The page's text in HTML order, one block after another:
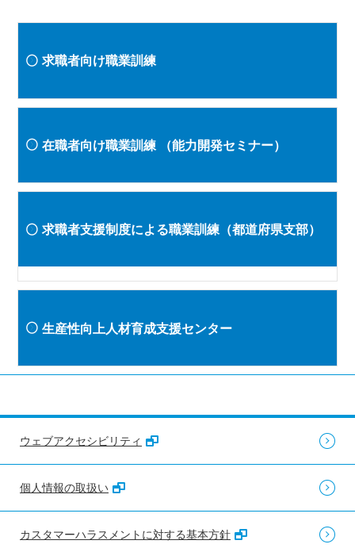
求職者向け職業訓練
在職者向け職業訓練 （能力開発セミナー）
求職者支援制度による職業訓練（都道府県支部）
生産性向上人材育成支援センター
ウェブアクセシビリティ
個人情報の取扱い
カスタマーハラスメントに対する基本方針